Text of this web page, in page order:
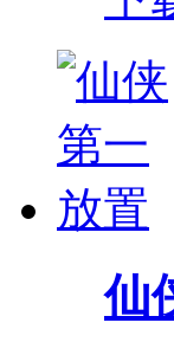
仙